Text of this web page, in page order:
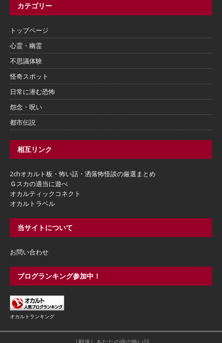
カテゴリー
トップページ
心霊・幽霊
不思議体験
怪奇スポット
日常に潜む恐怖
怨念・呪い
都市伝説
相互リンク
2chオカルト板・怖い話・洒落怖怪談の厳選まとめ
Ｇスカの適当に遊べ
オカルティックコネクト
オカルトラベル
当サイトについて
お問い合わせ
ブログランキング参加中！
オカルトランキング